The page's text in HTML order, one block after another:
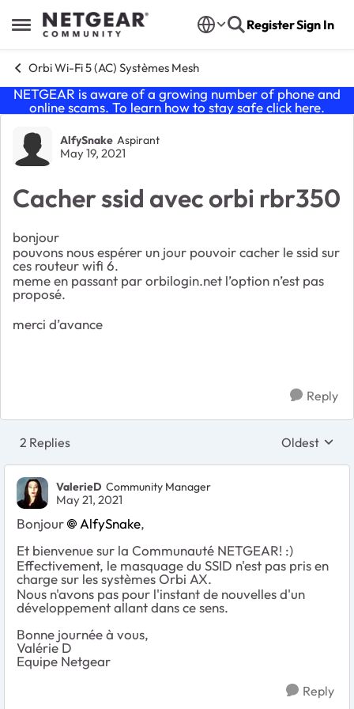
Open Side Menu
Skip to content RegisterSign In
Orbi Wi-Fi 5 (AC) Systèmes Mesh
NETGEAR is aware of a growing number of phone and
online scams. To learn how to stay safe click here.
Forum Discussion
AlfySnake Aspirant
May 19, 2021
Cacher ssid avec orbi rbr350
bonjour
pouvons nous espérer un jour pouvoir cacher le ssid sur
ces routeur wifi 6.
meme en passant par orbilogin.net l’option n’est pas
proposé.
merci d’avance
Reply
2 Replies Replies
Oldest
ValerieD Community Manager
May 21, 2021
Bonjour AlfySnake,
Et bienvenue sur la Communauté NETGEAR! :)
Effectivement, le masquage du SSID n'est pas pris en
charge sur les systèmes Orbi AX.
Nous n'avons pas pour l'instant de nouvelles d'un
développement allant dans ce sens.
Bonne journée à vous,
Valérie D
Equipe Netgear
Reply